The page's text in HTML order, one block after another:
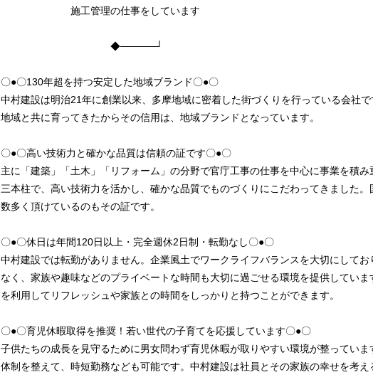
施工管理の仕事をしています
◆─────┘
〇●〇130年超を持つ安定した地域ブランド〇●〇
中村建設は明治21年に創業以来、多摩地域に密着した街づくりを行っている会社で
地域と共に育ってきたからその信用は、地域ブランドとなっています。
〇●〇高い技術力と確かな品質は信頼の証です〇●〇
主に「建築」「土木」「リフォーム」の分野で官庁工事の仕事を中心に事業を積み
三本柱で、高い技術力を活かし、確かな品質でものづくりにこだわってきました
数多く頂けているのもその証です。
〇●〇休日は年間120日以上・完全週休2日制・転勤なし〇●〇
中村建設では転勤がありません。企業風土でワークライフバランスを大切にして
なく、家族や趣味などのプライベートな時間も大切に過ごせる環境を提供してい
を利用してリフレッシュや家族との時間をしっかりと持つことができます。
〇●〇育児休暇取得を推奨！若い世代の子育てを応援しています〇●〇
子供たちの成長を見守るために男女問わず育児休暇が取りやすい環境が整ってい
体制を整えて、時短勤務なども可能です。中村建設は社員とその家族の幸せを考え